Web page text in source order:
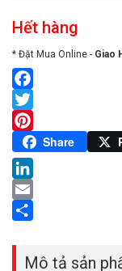
Hết hàng
* Đặt Mua Online - Giao
Facebook
Twitter
Pinterest
Share
LinkedIn
Email
Mô tả sản